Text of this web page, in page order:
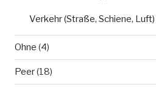
Verkehr (Straße, Schiene, Luft)
Ohne (4)
Peer(18)